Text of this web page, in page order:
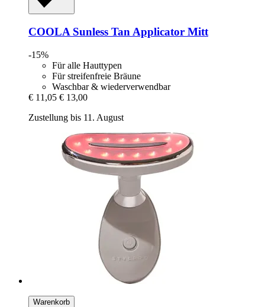
COOLA Sunless Tan Applicator Mitt
-15%
Für alle Hauttypen
Für streifenfreie Bräune
Waschbar & wiederverwendbar
€ 11,05 € 13,00
Zustellung bis 11. August
Warenkorb